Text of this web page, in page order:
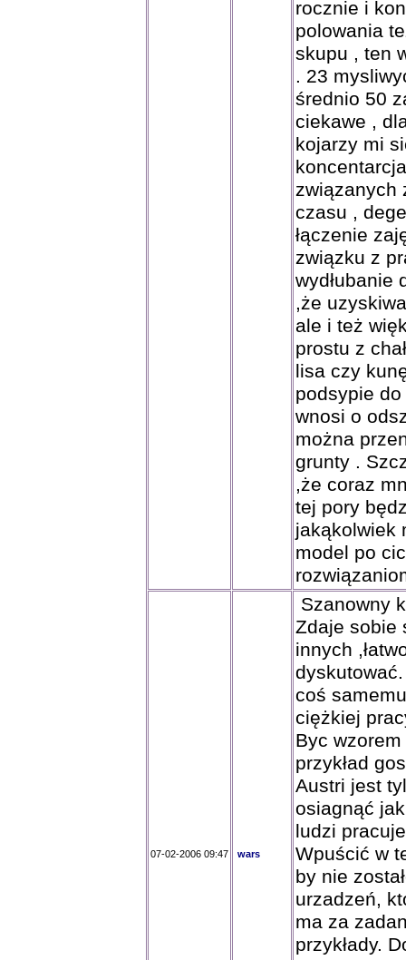
rocznie i
polowania
skupu , ten
. 23
średnio 50
ciekawe ,
kojarzy mi
związanych
czasu ,
łączenie
związku z
wydłubanie
,że
ale i też
prostu z
lisa czy
podsypie
wnosi o
można
grunty .
,że coraz
tej pory
jakąkolwiek
model po
07-02-2006 09:47 wars
Szanowny
Zdaje sobie
innych
coś
ciężkiej
Byc
przykład
Austri jest
osiagnąć
ludzi
Wpuścić w
by nie
urzadzeń,
ma za
przykłady.